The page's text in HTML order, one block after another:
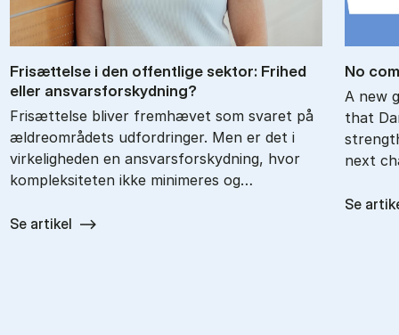
Fri­sæt­tel­se i den of­fent­li­ge sek­tor: Fri­hed
el­ler an­svars­for­skyd­ning?
Frisættelse bliver fremhævet som svaret på
ældreområdets udfordringer. Men er det i
virkeligheden en ansvarsforskydning, hvor
kompleksiteten ikke minimeres og…
Se artikel
No
A new
that
next
Se